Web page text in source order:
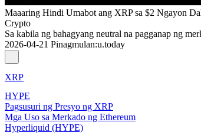
Maaaring Hindi Umabot ang XRP sa $2 Ngayon
Crypto
Sa kabila ng bahagyang neutral na pagganap ng
2026-04-21 Pinagmulan:u.today
XRP
HYPE
Pagsusuri ng Presyo ng XRP
Mga Uso sa Merkado ng Ethereum
Hyperliquid (HYPE)